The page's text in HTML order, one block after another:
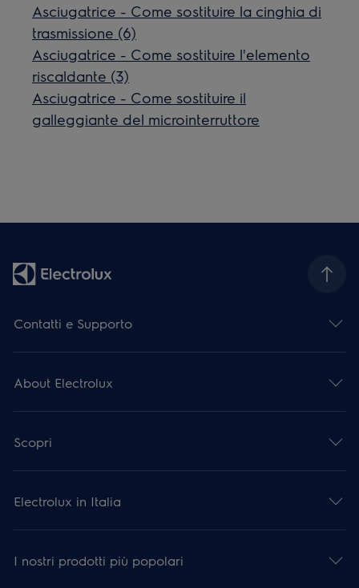
Asciugatrice - Come sostituire la cinghia di
trasmissione (6)
Asciugatrice - Come sostituire l'elemento
riscaldante (3)
Asciugatrice - Come sostituire il
galleggiante del microinterruttore
Contatti e Supporto
About Electrolux
Scopri
Electrolux in Italia
I nostri prodotti più popolari